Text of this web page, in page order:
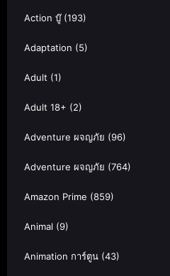
Action บู๊(193)
Adaptation (5)
Adult (1)
Adult 18+ (2)
Adventure ผจญภัย (96)
Adventure ผจญภัย (764)
Amazon Prime (859)
Animal (9)
Animation การ์ตูน (43)